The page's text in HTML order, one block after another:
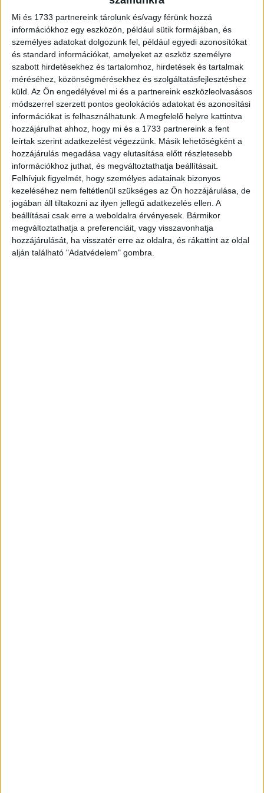
Mi és 1733 partnereink tárolunk és/vagy férünk hozzá
információkhoz egy eszközön, például sütik formájában, és
személyes adatokat dolgozunk fel, például egyedi azonosítókat
és standard információkat, amelyeket az eszköz személyre
szabott hirdetésekhez és tartalomhoz, hirdetések és tartalmak
méréséhez, közönségmérésekhez és szolgáltatásfejlesztéshez
küld. Az Ön engedélyével mi és a partnereink eszközleolvasásos
módszerrel szerzett pontos geolokációs adatokat és azonosítási
információkat is felhasználhatunk. A megfelelő helyre kattintva
hozzájárulhat ahhoz, hogy mi és a 1733 partnereink a fent
leírtak szerint adatkezelést végezzünk. Másik lehetőségként a
hozzájárulás megadása vagy elutasítása előtt részletesebb
információkhoz juthat, és megváltoztathatja beállításait.
Felhívjuk figyelmét, hogy személyes adatainak bizonyos
kezeléséhez nem feltétlenül szükséges az Ön hozzájárulása, de
jogában áll tiltakozni az ilyen jellegű adatkezelés ellen. A
beállításai csak erre a weboldalra érvényesek. Bármikor
megváltoztathatja a preferenciáit, vagy visszavonhatja
hozzájárulását, ha visszatér erre az oldalra, és rákattint az oldal
alján található "Adatvédelem" gombra.
Nagy János, az Erste Bank makrogazdasági elemzője.
A kiskereskedelmi adatokra térve a vártnak megfelelően
visszatért az egyszámjegyű tartományba az éves
csökkenés és a konszenzust is meghaladta: a
naptárhatástól megtisztított mutató szerint 8,3
százalékkal esett az éves index júniusban. „Kedvező,
hogy havi alapon nőtt a volumen. Az élelmiszer jellegű
üzletek eladásainak mérséklődése 4,8, a tartós cikkeké
4,3 százalékra csökkent, ugyanakkor az üzemanyag-
forgalom 24,2 százalékkal zuhant az idei hatodik
hónapban” - tette hozzá a szakértő.
Véleménye szerint az elmúlt hónapok fogyasztásának
visszaesésében jelentős szerepet vállalt egyrészt a
rendkívül magas infláció miatt bekövetkező érdemi
reálbércsökkenés, valamint a tavaly tavaszi masszív
bázis is. A továbbra is bőven kétszámjegyű bérkiáramlás,
a jelenleg mérsékelt energiaárak és a fokozatosan